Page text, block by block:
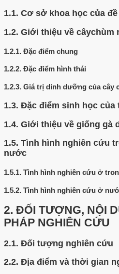
1.1. Cơ sở khoa học của đề
1.2. Giới thiệu về câychùm
1.2.1. Đặc điểm chung
1.2.2. Đặc điểm hình thái
1.2.3. Giá trị dinh dưỡng của cây
1.3. Đặc điểm sinh học của
1.4. Giới thiệu về giống gà
1.5. Tình hình nghiên cứu
nước
1.5.1. Tình hình nghiên cứu ở
1.5.2. Tình hình nghiên cứu ở
2. ĐỐI TƯỢNG, NỘI
PHÁP NGHIÊN CỨU
2.1. Đối tượng nghiên cứu
2.2. Địa điểm và thời gian